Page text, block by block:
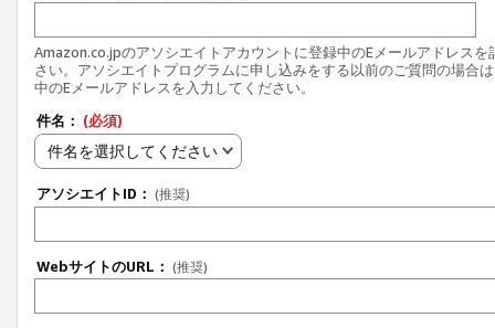
Amazon.co.jpのアソシエイトアカウントに登録中のEメールアドレスを
さい。アソシエイトプログラムに申し込みをする以前のご質問の場合
中のEメールアドレスを入力してください。
件名： (必須)
件名を選択してください
アソシエイトID： (推奨)
WebサイトのURL： (推奨)